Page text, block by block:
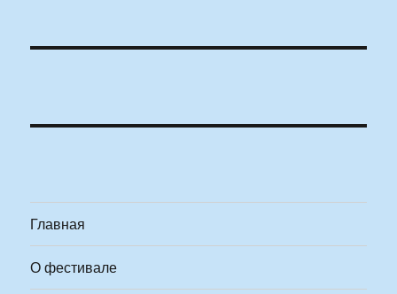
Главная
О фестивале